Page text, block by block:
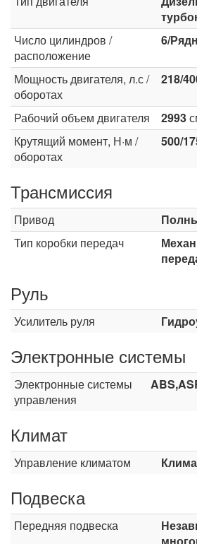
Число цилиндров /
расположение
6/
Мощность двигателя, л.с /
оборотах
218/
Рабочий объем двигателя 2993
Крутящий момент, Н·м /
оборотах
500/
Трансмиссия
Привод
Тип коробки передач
Руль
Усилитель руля
Электронные системы
Электронные системы
управления
Климат
Управление климатом
Подвеска
Передняя подвеска